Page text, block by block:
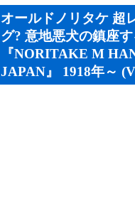
オールドノリタケ 超
グ? 意地悪犬の鎮座
『NORITAKE M
JAPAN』 1918年～